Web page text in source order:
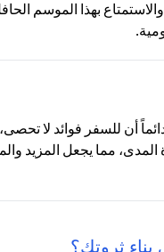
بهذا الموسم
أن للسفر فوائد لا تحصى،
المدى، مما يجعل المزيد
ثروتك؟